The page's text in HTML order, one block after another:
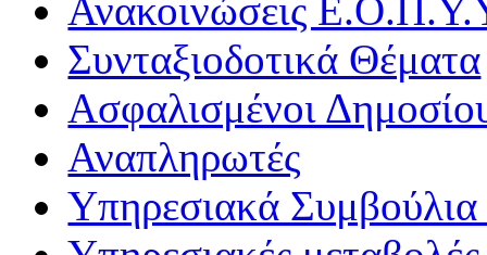
Ανακοινώσεις
Συνταξιοδοτικά Θέματα
Ασφαλισμένοι
Αναπληρωτές
Υπηρεσιακά